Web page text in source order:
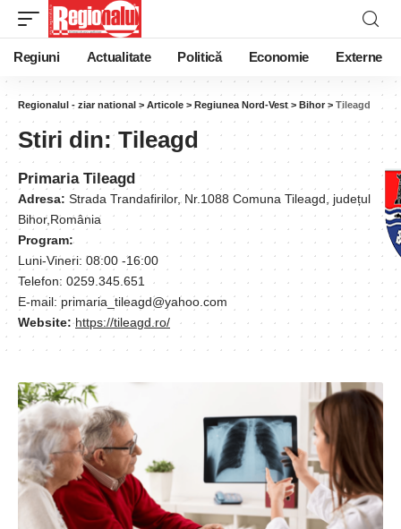
Regiuni Actualitate Politică Economie Externe
Regionalul - ziar national > Articole > Regiunea Nord-Vest > Bihor > Tileagd
Stiri din:Tileagd
Primaria Tileagd
Adresa: Strada Trandafirilor, Nr.1088 Comuna Tileagd, județul
Bihor,România
Program:
Luni-Vineri: 08:00 -16:00
Telefon: 0259.345.651
E-mail: primaria_tileagd@yahoo.com
Website: https://tileagd.ro/